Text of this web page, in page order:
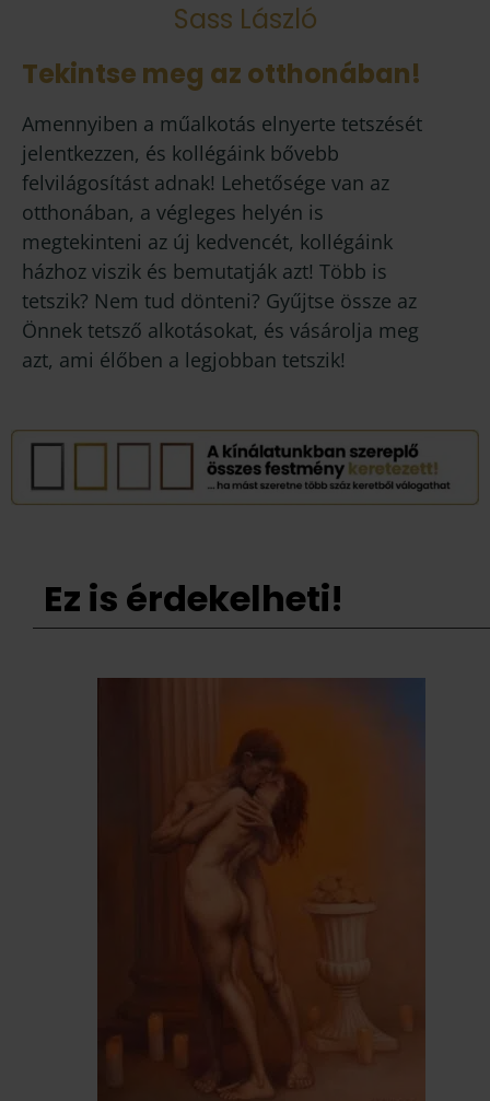
Sass László
Tekintse meg az otthonában!
Amennyiben a műalkotás elnyerte tetszését
jelentkezzen, és kollégáink bővebb
felvilágosítást adnak! Lehetősége van az
otthonában, a végleges helyén is
megtekinteni az új kedvencét, kollégáink
házhoz viszik és bemutatják azt! Több is
tetszik? Nem tud dönteni? Gyűjtse össze az
Önnek tetsző alkotásokat, és vásárolja meg
azt, ami élőben a legjobban tetszik!
Ez is érdekelheti!